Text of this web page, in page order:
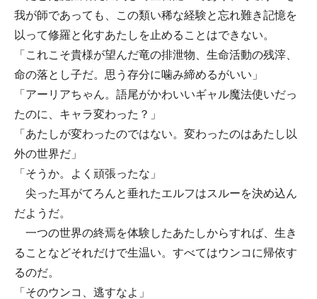
我が師であっても、この類い稀な経験と忘れ難き記憶を
以って修羅と化すあたしを止めることはできない。
「これこそ貴様が望んだ竜の排泄物、生命活動の残滓、
命の落とし子だ。思う存分に噛み締めるがいい」
「アーリアちゃん。語尾がかわいいギャル魔法使いだっ
たのに、キャラ変わった？」
「あたしが変わったのではない。変わったのはあたし以
外の世界だ」
「そうか。よく頑張ったな」
尖った耳がてろんと垂れたエルフはスルーを決め込ん
だようだ。
一つの世界の終焉を体験したあたしからすれば、生き
ることなどそれだけで生温い。すべてはウンコに帰依す
るのだ。
「そのウンコ、逃すなよ」